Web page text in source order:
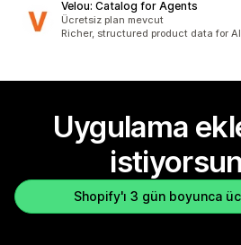
Velou: Catalog for Agents
Ücretsiz plan mevcut
Richer, structured product data for
Uygulama
Shopify'ı 3 gün boyunca